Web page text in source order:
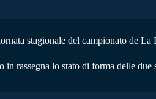
stagionale del campionato de
in rassegna lo stato di forma delle due